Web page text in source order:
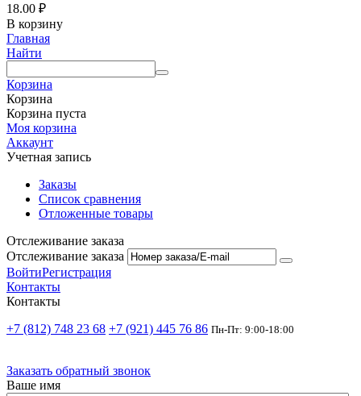
18.00 ₽
В корзину
Главная
Найти
Корзина
Корзина
Корзина пуста
Моя корзина
Аккаунт
Учетная запись
Заказы
Список сравнения
Отложенные товары
Отслеживание заказа
Отслеживание заказа
ВойтиРегистрация
Контакты
Контакты
+7 (812) 748 23 68 +7 (921) 445 76 86 Пн-Пт: 9:00-18:00
Заказать обратный звонок
Ваше имя